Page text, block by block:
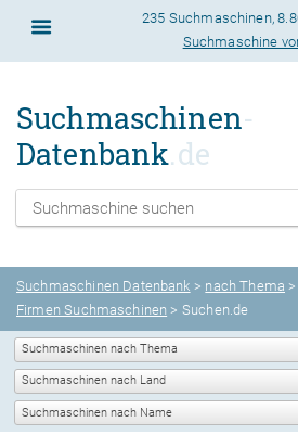
235 Suchmaschinen,
Suchmaschine
Suchmaschinen-
Datenbank.de
Suchmaschinen Datenbank > nach Thema >
Firmen Suchmaschinen > Suchen.de